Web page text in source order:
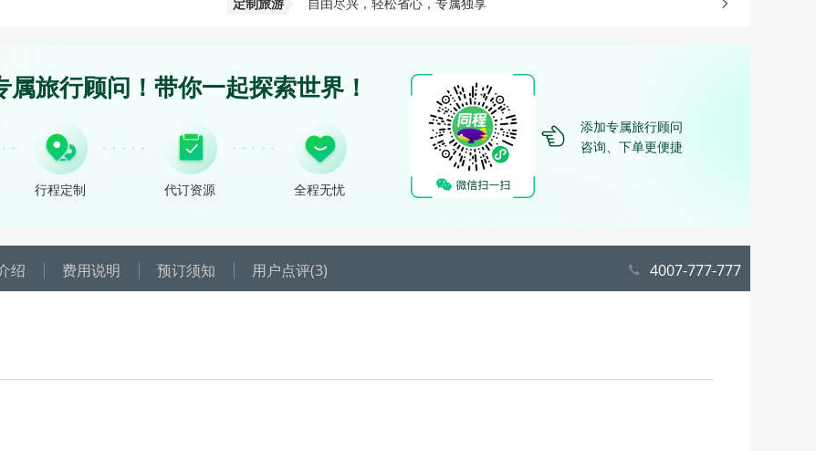
属旅行顾问！带你一起探索世界！
行程定制 代订资源 全程无忧
添加专属旅行顾问
咨询、下单更便捷
绍 费用说明 预订须知 用户点评(3) 4007-777-777